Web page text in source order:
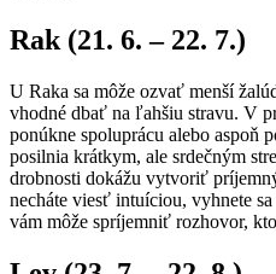
Rak (21. 6. – 22. 7.)
U Raka sa môže ozvať menší
vhodné dbať na ľahšiu stravu. V
ponúkne spoluprácu alebo aspoň
posilnia krátkym, ale srdečným
drobnosti dokážu vytvoriť
necháte viesť intuíciou, vyhnete
vám môže spríjemniť rozhovor,